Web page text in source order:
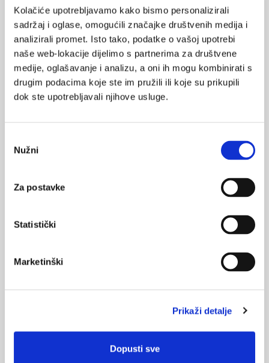
Kolačiće upotrebljavamo kako bismo personalizirali
sadržaj i oglase, omogućili značajke društvenih medija i
analizirali promet. Isto tako, podatke o vašoj upotrebi
naše web-lokacije dijelimo s partnerima za društvene
medije, oglašavanje i analizu, a oni ih mogu kombinirati s
drugim podacima koje ste im pružili ili koje su prikupili
dok ste upotrebljavali njihove usluge.
pristanka
Nužni
Za postavke
Statistički
Marketinški
Prikaži detalje
Dopusti sve
dostatna za spolni akt. U usporedbi s PDE5 inhibitorima,
bolesnici češće navode neprirodan osjećaj, bol te nepotpun
rigiditet spongioznog tijela (glansa penisa), a prema literaturi
češća je pojava prijapizma (nevoljna erekcija u trajanju dužem od
4 sata) i fibroza kavernoznih tijela kod dugotrajne uporabe.
Nadomjesna hormonska terapija rezervirana je isključivo za
slučajeve u kojima je u sklopu obrade dokazan hipogonadizam
pristup pacijentu. Na raspolaganju su razni načini aplikacije
intramuskularno ili supkutano od jednom tjedno do dvaput
godišnje, kao topički preparati u obliku transdermalnih flastera
Uz medikamentoznu terapiju od pomoći mogu biti i penilne
vakumske pumpe koje izazivanjem negativnog tlaka u penisu
prsten s ciljem sprječavanja venskog odtoka. Prsten bi trebalo
ukloniti unutar 30 minuta kako bi se omogućila normalna krvna